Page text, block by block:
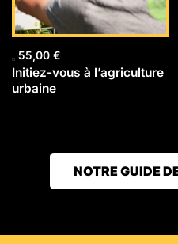
55,00 €
Initiez-vous à l’agriculture
urbaine
NOTRE GUIDE